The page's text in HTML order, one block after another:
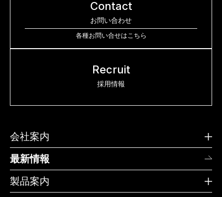
Contact
お問い合わせ
各種お問い合せはこちら
Recruit
採用情報
会社案内
最新情報
製品案内